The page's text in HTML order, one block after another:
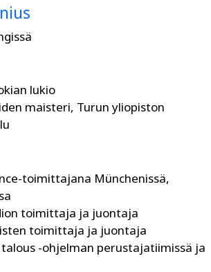
lukio
maisteri, Turun yliopiston
toimittajana Münchenissä,
toimittaja ja juontaja
toimittaja ja juontaja
talous -ohjelman perustajatiimissä ja